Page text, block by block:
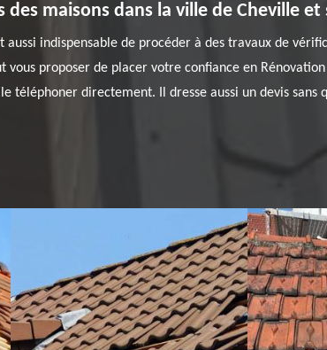
maisons dans la ville de Cheville et
aussi indispensable de procéder à des travaux de
proposer de placer votre confiance en
téléphoner directement. Il dresse aussi un devis